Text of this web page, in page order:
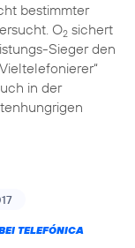
bestimmter
O2sichert
Sieger den
in der
TELEFÓNICA